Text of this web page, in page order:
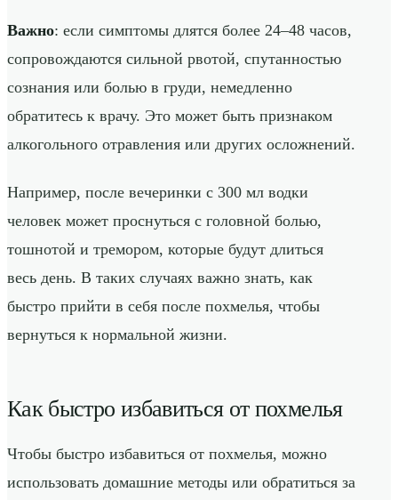
Важно: если симптомы длятся более 24–48 часов,
сопровождаются сильной рвотой, спутанностью
сознания или болью в груди, немедленно
обратитесь к врачу. Это может быть признаком
алкогольного отравления или других осложнений.
Например, после вечеринки с 300 мл водки
человек может проснуться с головной болью,
тошнотой и тремором, которые будут длиться
весь день. В таких случаях важно знать, как
быстро прийти в себя после похмелья, чтобы
вернуться к нормальной жизни.
Как быстро избавиться от похмелья
Чтобы быстро избавиться от похмелья, можно
использовать домашние методы или обратиться за